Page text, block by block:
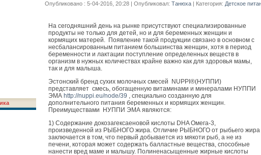
Опубликовано : 5-04-2016, 20:28 | Опубликовал: Танюха | Категория: Детское
На сегодняшний день на рынке присутствуют специализированные
продукты не только для детей, но и для беременных женщин и
кормящих матерей. Появление такой продукции связано в основном с
несбалансированным питанием большинства женщин, хотя в период
беременности и лактации поступление определенных веществ в
организм в нужных количествах крайне важно как для здоровья мамы,
так и для малыша.
Эстонский бренд сухих молочных смесей NUPPI®(НУППИ)
представляет смесь, обогащенную витаминами и минералами НУППИ
ЭМА http://nuppi.eu/node/39 , специально созданную для
дополнительного питания беременных и кормящих женщин.
Преимуществами НУППИ ЭМА являются:
1) Содержание докозагексаеновой кислоты DHA Омега-3,
произведенной из РЫБНОГО жира. Отличие РЫБНОГО от рыбьего жира
заключается в том, что первый добывается из мякоти рыб, а не из
печени, которая может содержать балластные вещества, способные
нанести вред маме и малышу. Полиненасыщенные жирные кислоты